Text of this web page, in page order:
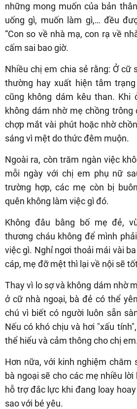
những mong muốn của bản
uống gì, muốn làm gì,… đều
“Con so về nhà mạ, con rạ về
cấm sai bao giờ.
Nhiều chị em chia sẻ rằng: Ở cữ
thường hay xuất hiện tâm
cũng không dám kêu than. Khi
không dám nhờ mẹ chồng
chợp mắt vài phút hoặc nhờ
sáng vì mệt do thức đêm muộn.
Ngoài ra, còn trăm ngàn việc
mỗi ngày với chị em phụ nữ
trường hợp, các mẹ còn bị
quên không làm việc gì đó.
Không đâu bằng bố mẹ đẻ,
thương cháu không để mình
việc gì. Nghỉ ngơi thoải mái vài
cáp, mẹ đỡ mệt thì lại về nội sẽ
Thay vì lo sợ và không dám nhờ
ở cữ nhà ngoại, bà đẻ có thể
chú vì biết có người luôn sẵn
Nếu có khó chịu và hơi "xấu
thể hiểu và cảm thông cho chị
Hơn nữa, với kinh nghiệm chăm
bà ngoại sẽ cho các mẹ nhiều
hỗ trợ đắc lực khi đang loay
sao với bé yêu.